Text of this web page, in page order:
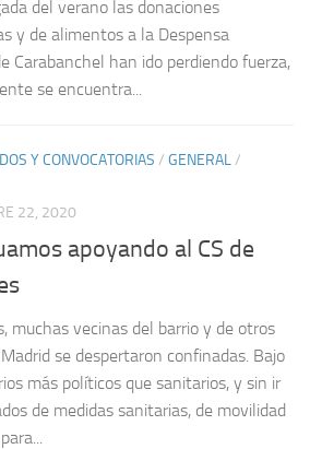
del verano las donaciones
y de alimentos a la Despensa
Carabanchel han ido perdiendo fuerza,
se encuentra...
Y CONVOCATORIAS / GENERAL/
22, 2020
apoyando al CS de
muchas vecinas del barrio y de otros
se despertaron confinadas. Bajo
más políticos que sanitarios, y sin ir
de medidas sanitarias, de movilidad